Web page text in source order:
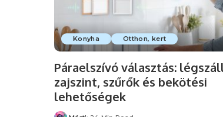
Konyha Otthon, kert
Páraelszívó választás:
zajszint, szűrők és bekötési
lehetőségek